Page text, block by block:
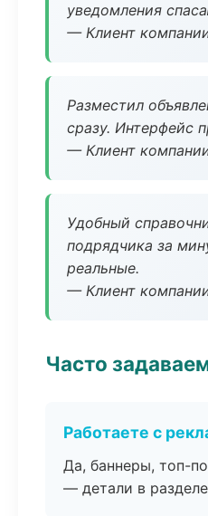
уведомления
— Клиент
Разместил
сразу. Интерфейс
— Клиент
Удобный
подрядчика за
реальные.
— Клиент
Часто
Работаете с
Да, баннеры, топ-
— детали в